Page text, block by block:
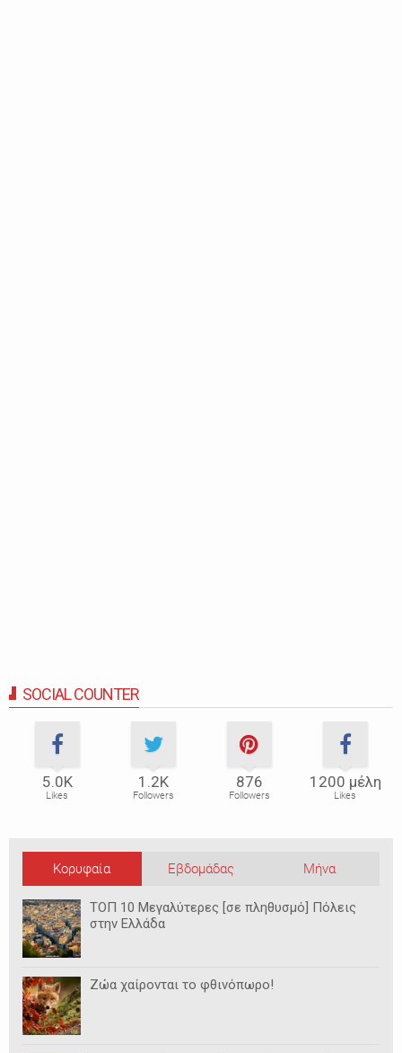
SOCIAL COUNTER
5.0Κ
Likes
1.2Κ
Followers
876
Followers
1200 μέλη
Likes
Κορυφαία Εβδομάδας Μήνα
ΤΟΠ 10 Μεγαλύτερες [σε πληθυσμό] Πόλεις
στην Ελλάδα
Ζώα χαίρονται το φθινόπωρο!